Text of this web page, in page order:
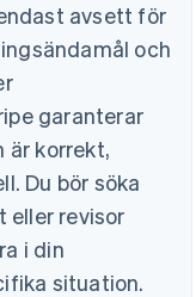
avsett för
och
garanterar
är korrekt,
Du bör söka
eller revisor
i din
situation.